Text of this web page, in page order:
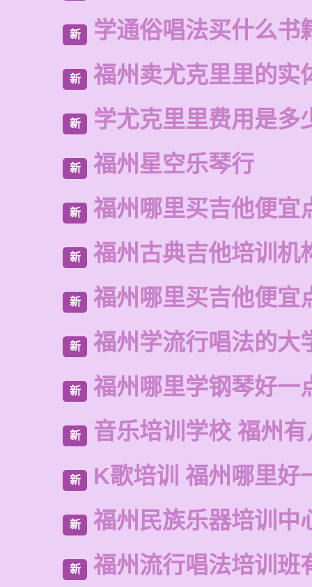
新 学通俗唱法买什么书
新 福州卖尤克里里的实
新 学尤克里里费用是多
新 福州星空乐琴行
新 福州哪里买吉他便宜
新 福州古典吉他培训机
新 福州哪里买吉他便宜
新 福州学流行唱法的大
新 福州哪里学钢琴好一
新 音乐培训学校 福州
新 K歌培训 福州哪里好
新 福州民族乐器培训中
新 福州流行唱法培训班